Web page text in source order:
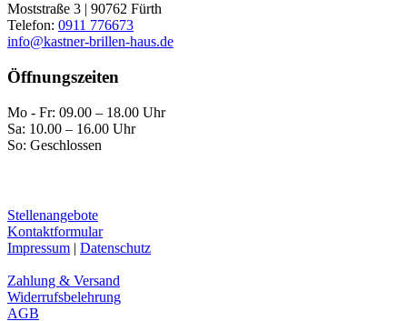
Moststraße 3 | 90762 Fürth
Telefon: 0911 776673
info@kastner-brillen-haus.de
Öffnungszeiten
Mo - Fr: 09.00 – 18.00 Uhr
Sa: 10.00 – 16.00 Uhr
So: Geschlossen
Stellenangebote
Kontaktformular
Impressum | Datenschutz
Zahlung & Versand
Widerrufsbelehrung
AGB